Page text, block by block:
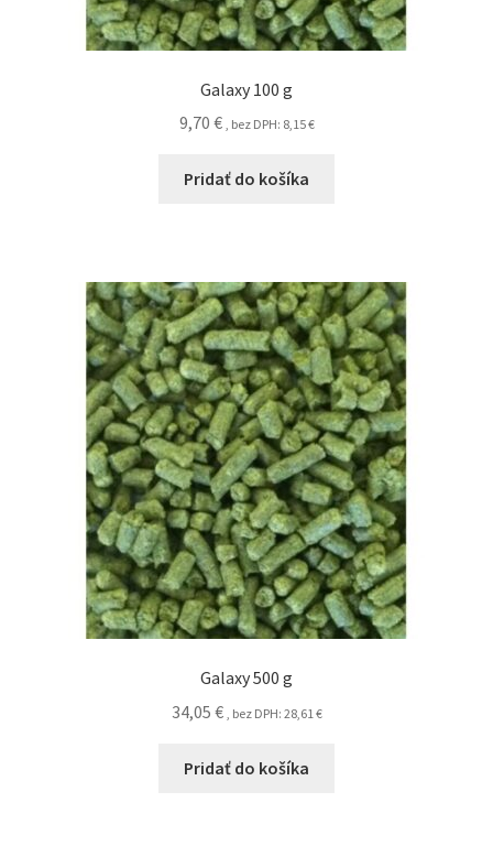
Galaxy 100 g
9,70 € , bez DPH: 8,15€
Pridať do košíka
Galaxy 500 g
34,05 € , bez DPH: 28,61€
Pridať do košíka